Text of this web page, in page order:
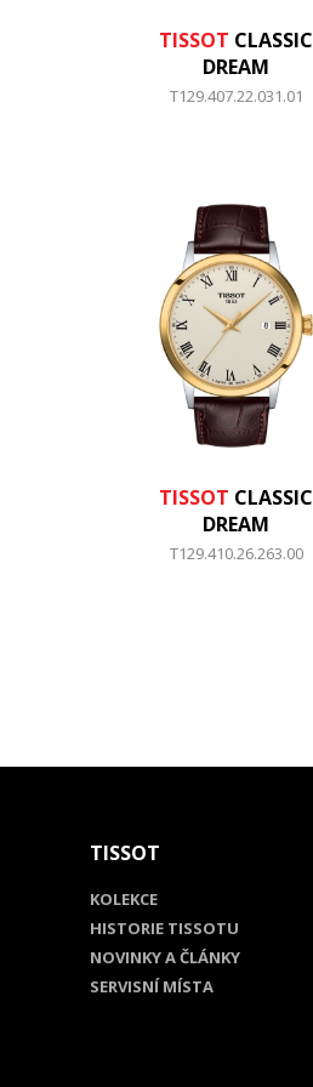
TISSOT CLASSIC
DREAM
T129.407.22.031.01
TISSOT CLASSIC
DREAM
T129.410.26.263.00
TISSOT
KOLEKCE
HISTORIE TISSOTU
NOVINKY A ČLÁNKY
SERVISNÍ MÍSTA